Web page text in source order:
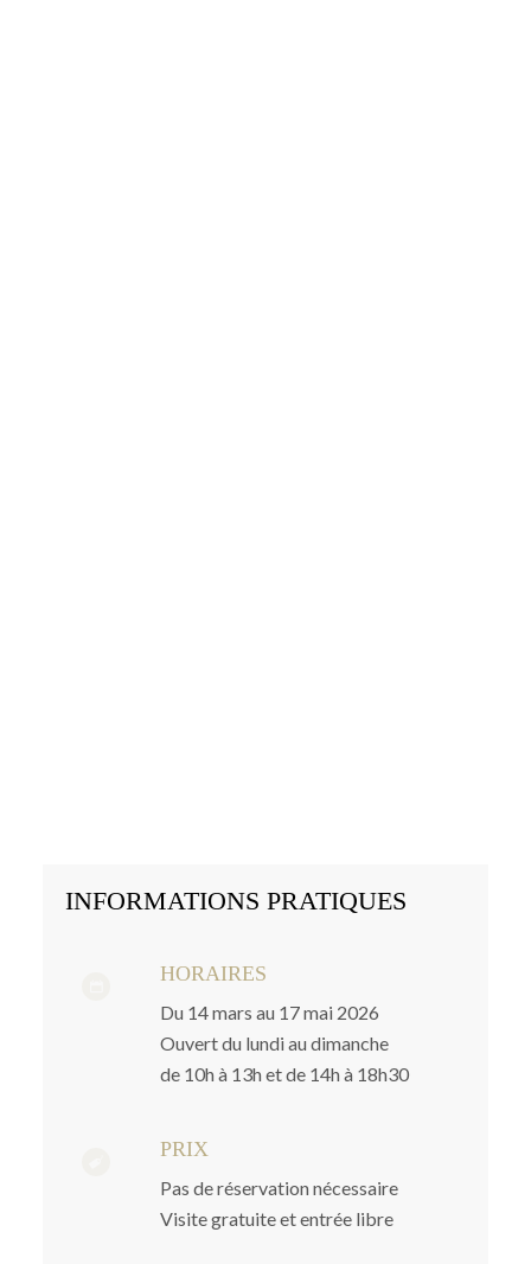
INFORMATIONS PRATIQUES
HORAIRES
Du 14 mars au 17 mai 2026
Ouvert du lundi au dimanche
de 10h à 13h et de 14h à 18h30
PRIX
Pas de réservation nécessaire
Visite gratuite et entrée libre